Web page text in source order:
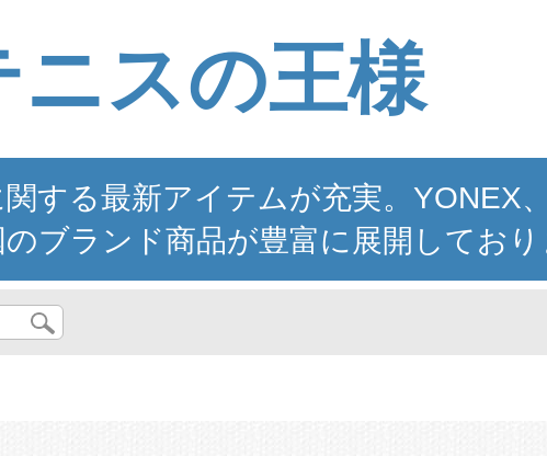
ニスの王様
する最新アイテムが充実。YONEX
ブランド商品が豊富に展開しており